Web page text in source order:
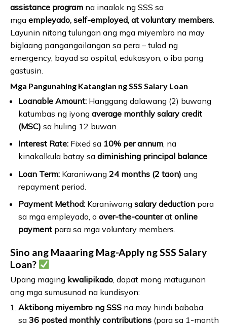
assistance program na inaalok ng SSS sa
mga empleyado, self-employed, at voluntary members
Layunin nitong tulungan ang mga miyembro na may
biglaang pangangailangan sa pera – tulad ng
emergency, bayad sa ospital, edukasyon, o iba pang
gastusin.
Mga Pangunahing Katangian ng SSS Salary Loan
Loanable Amount:Hanggang dalawang (2) buwang
katumbas ng iyong average monthly salary credit
(MSC) sa huling 12 buwan.
Interest Rate:Fixed sa 10% per annum, na
kinakalkula batay sa diminishing principal balance.
Loan Term:Karaniwang 24 months (2 taon) ang
repayment period.
Payment Method:Karaniwang salary deductionpara
sa mga empleyado, o over-the-counterat online
paymentpara sa mga voluntary members.
Sino ang Maaaring Mag-Apply ng SSS Salary
Loan?
Upang maging kwalipikado, dapat mong matugunan
ang mga sumusunod na kundisyon:
Aktibong miyembro ng SSSna may hindi bababa
sa 36 posted monthly contributions(para sa 1-month